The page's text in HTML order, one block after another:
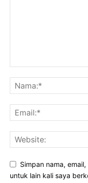
Simpan nama,
untuk lain kali saya